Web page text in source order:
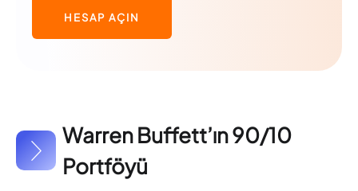
HESAP AÇIN
Warren Buffett’ın 90/10
Portföyü